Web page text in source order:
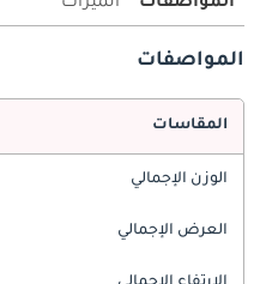
المواصفات
المقاسات
الوزن الإجمالي
العرض الإجمالي